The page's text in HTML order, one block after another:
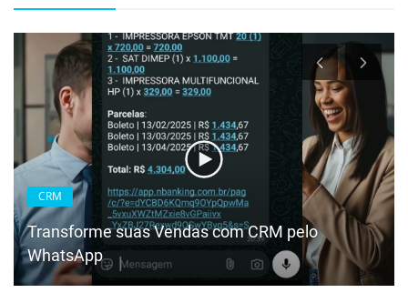
CRM
Transforme suas Vendas com CRM pelo
WhatsApp